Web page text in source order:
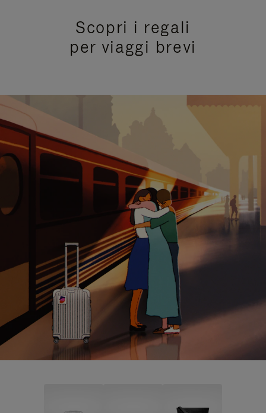
Scopri i regali
per viaggi brevi